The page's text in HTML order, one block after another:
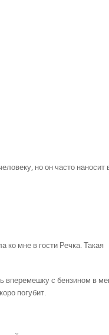
но он часто наносит
ко мне в гости Речка. Такая
вперемешку с бензином в
погубит.